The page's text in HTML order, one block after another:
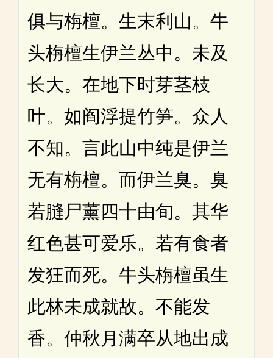
俱与栴檀。生末利山。牛
头栴檀生伊兰丛中。未及
长大。在地下时芽茎枝
叶。如阎浮提竹笋。众人
不知。言此山中纯是伊兰
无有栴檀。而伊兰臭。臭
若膖尸薰四十由旬。其华
红色甚可爱乐。若有食者
发狂而死。牛头栴檀虽生
此林未成就故。不能发
香。仲秋月满卒从地出成